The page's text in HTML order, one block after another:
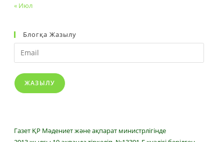
« Июл
Блогқа Жазылу
Email
ЖАЗЫЛУ
Газет ҚР Мәдениет және ақпарат министрлігінде